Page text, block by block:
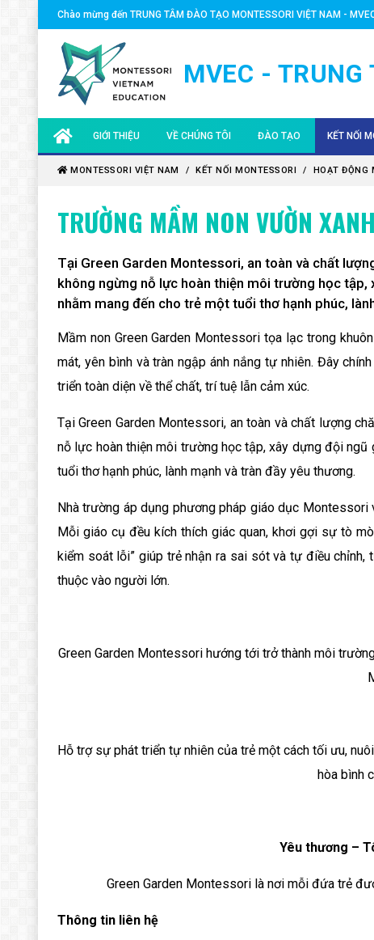
Chào mừng đến TRUNG TÂM ĐÀO TẠO MONTESSORI VIỆT NAM -
MVEC -
GIỚI THIỆU
MVEC - TRUNG TÂM ĐÀO TẠO MONTESSORI VIỆT
HIỆP HỘI MONTESSORI AMI QUỐC TẾ
VỀ CHÚNG TÔI
CHUYÊN GIA
ĐỐI TÁC TOÀN CẦU
ĐỘI NGŨ MVEC
ĐÀO TẠO
KHÓA MONTESSORI 0-3
KHÓA MONTESSORI 3-6
KHÓA MONTESSORI 6-12
KHÓA MONTESSORI 12-
KHÓA QUẢN LÝ
VĂN BẰNG MONTESSORI
PHƯƠNG PHÁP GIÁO DỤC
CÁC CHƯƠNG TRÌNH SẮP
KẾT NỐI
HOẠT
NHÀ GIÁO
QUỸ
HỌC
MONTESSORI VIỆT NAM KẾT NỐI MONTESSORI HOẠT ĐỘNG
TRƯỜNG MẦM NON VƯỜN
Tại Green Garden Montessori, an toàn và chất
không ngừng nỗ lực hoàn thiện môi trường học
nhằm mang đến cho trẻ một tuổi thơ hạnh phúc,
Mầm non Green Garden Montessori tọa lạc trong
mát, yên bình và tràn ngập ánh nắng tự nhiên. Đây
triển toàn diện về thể chất, trí tuệ lẫn cảm xúc.
Tại Green Garden Montessori, an toàn và chất lượng
nỗ lực hoàn thiện môi trường học tập, xây dựng đội
tuổi thơ hạnh phúc, lành mạnh và tràn đầy yêu thương.
Nhà trường áp dụng phương pháp giáo dục
Mỗi giáo cụ đều kích thích giác quan, khơi gợi sự tò
kiểm soát lỗi” giúp trẻ nhận ra sai sót và tự điều
thuộc vào người lớn.
Green Garden Montessori hướng tới trở thành môi
Hỗ trợ sự phát triển tự nhiên của trẻ một cách tối ưu,
hòa bình
Yêu thương –
Green Garden Montessori là nơi mỗi đứa trẻ
Thông tin liên hệ